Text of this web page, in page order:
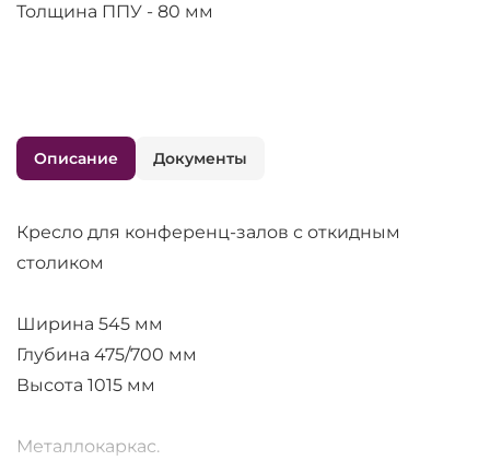
Толщина ППУ - 80 мм
Описание Документы
Кресло для конференц-залов с откидным
столиком
Ширина 545 мм
Глубина 475/700 мм
Высота 1015 мм
Металлокаркас.